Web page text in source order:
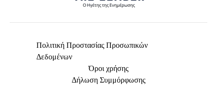
Πολιτική Προστασίας Προσωπικών
Δεδομένων
Όροι χρήσης
Δήλωση Συμμόρφωσης